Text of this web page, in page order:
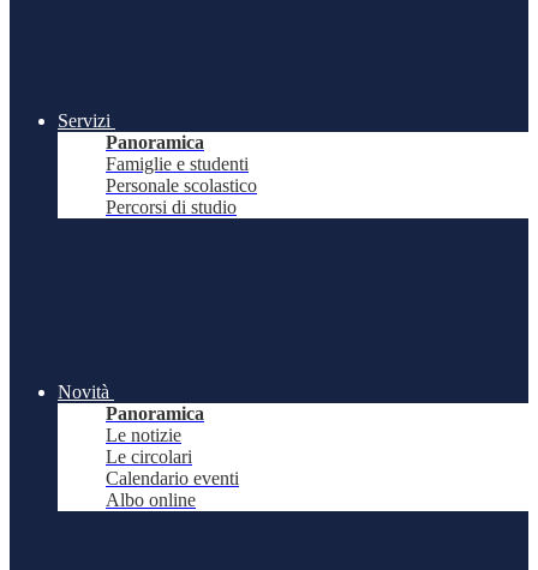
Servizi
Panoramica
Famiglie e studenti
Personale scolastico
Percorsi di studio
Novità
Panoramica
Le notizie
Le circolari
Calendario eventi
Albo online